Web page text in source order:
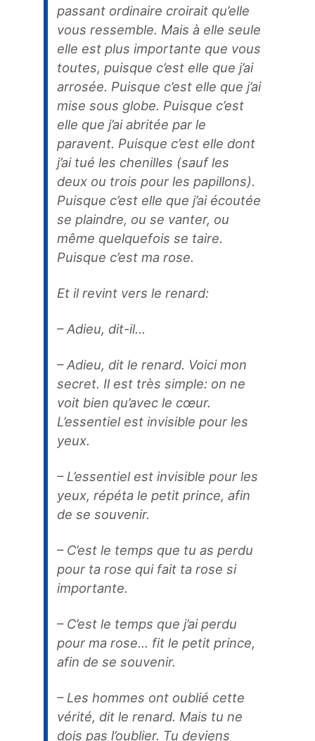
passant ordinaire croirait qu’elle
vous ressemble. Mais à elle seule
elle est plus importante que vous
toutes, puisque c’est elle que j’ai
arrosée. Puisque c’est elle que j’ai
mise sous globe. Puisque c’est
elle que j’ai abritée par le
paravent. Puisque c’est elle dont
j’ai tué les chenilles (sauf les
deux ou trois pour les papillons).
Puisque c’est elle que j’ai écoutée
se plaindre, ou se vanter, ou
même quelquefois se taire.
Puisque c’est ma rose.
Et il revint vers le renard:
– Adieu, dit-il…
– Adieu, dit le renard. Voici mon
secret. Il est très simple: on ne
voit bien qu’avec le cœur.
L’essentiel est invisible pour les
yeux.
– L’essentiel est invisible pour les
yeux, répéta le petit prince, afin
de se souvenir.
– C’est le temps que tu as perdu
pour ta rose qui fait ta rose si
importante.
– C’est le temps que j’ai perdu
pour ma rose… fit le petit prince,
afin de se souvenir.
– Les hommes ont oublié cette
vérité, dit le renard. Mais tu ne
dois pas l’oublier. Tu deviens